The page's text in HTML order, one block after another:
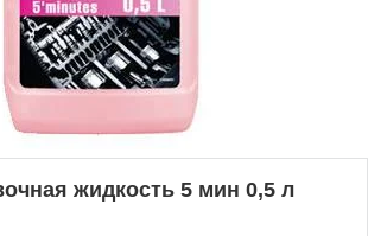
жидкость 5 мин 0,5 л